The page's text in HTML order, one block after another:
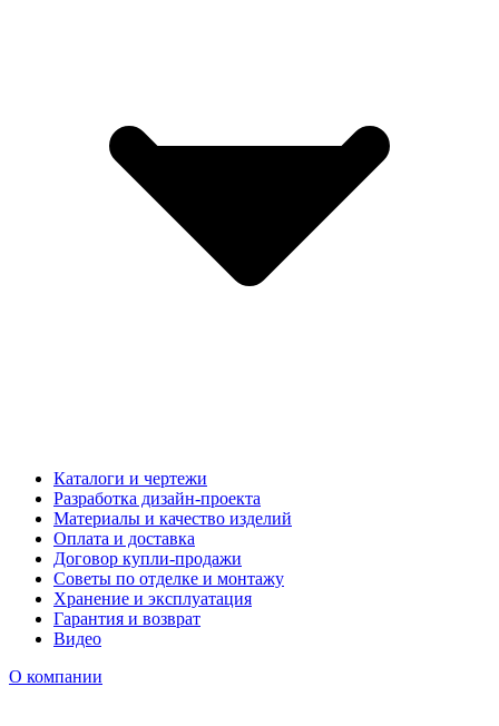
Каталоги и чертежи
Разработка дизайн-проекта
Материалы и качество изделий
Оплата и доставка
Договор купли-продажи
Советы по отделке и монтажу
Хранение и эксплуатация
Гарантия и возврат
Видео
О компании